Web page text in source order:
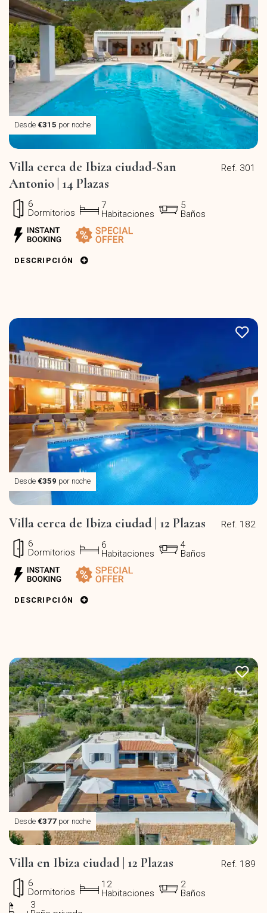
Desde €315 por noche
Ref. 301
Villa cerca de Ibiza ciudad-San
Antonio | 14 Plazas
6
Dormitorios
7
Habitaciones
5
Baños
DESCRIPCIÓN
Desde €359 por noche
Ref. 182
Villa cerca de Ibiza ciudad | 12 Plazas
6
Dormitorios
6
Habitaciones
4
Baños
DESCRIPCIÓN
Desde €377 por noche
Ref. 189
Villa en Ibiza ciudad | 12 Plazas
6
Dormitorios
12
Habitaciones
2
Baños
3